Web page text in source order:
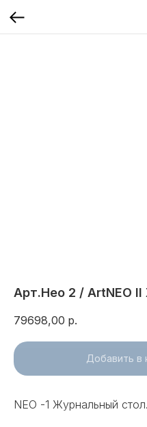
Арт.Нео 2 / ArtNEO
79698,00 р.
Добавить в
NEO -1 Журнальный стол.